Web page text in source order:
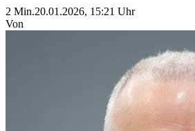
2 Min.20.01.2026, 15:21 Uhr
Von